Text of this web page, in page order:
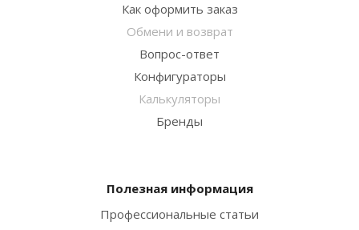
Как оформить заказ
Обмени и возврат
Вопрос-ответ
Конфигураторы
Калькуляторы
Бренды
Полезная информация
Профессиональные статьи